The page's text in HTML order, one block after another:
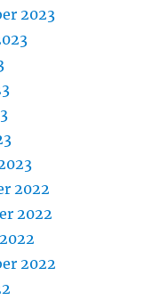
2023
2022
2022
2022